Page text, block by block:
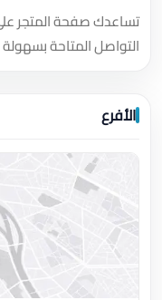
تساعدك صفحة المتجر
التواصل المتاحة
الأفرع